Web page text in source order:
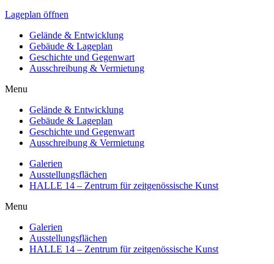
Lageplan öffnen
Gelände & Entwicklung
Gebäude & Lageplan
Geschichte und Gegenwart
Ausschreibung & Vermietung
Menu
Gelände & Entwicklung
Gebäude & Lageplan
Geschichte und Gegenwart
Ausschreibung & Vermietung
Galerien
Ausstellungsflächen
HALLE 14 – Zentrum für zeitgenössische Kunst
Menu
Galerien
Ausstellungsflächen
HALLE 14 – Zentrum für zeitgenössische Kunst